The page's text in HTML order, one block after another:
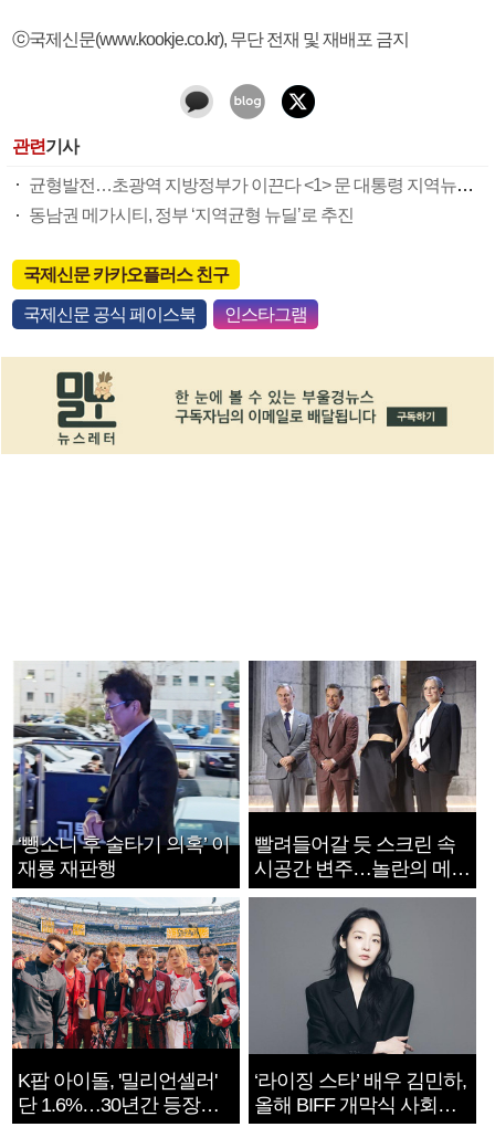
ⓒ국제신문(www.kookje.co.kr), 무단 전재 및 재배포 금지
관련기사
균형발전…초광역 지방정부가 이끈다 <1> 문 대통령 지역뉴딜 지시 의미·과제
동남권 메가시티, 정부 ‘지역균형 뉴딜’로 추진
국제신문 카카오플러스 친구
국제신문 공식 페이스북 인스타그램
‘뺑소니 후 술타기 의혹’ 이
재룡 재판행
빨려들어갈 듯 스크린 속
시공간 변주…놀란의 메시
지는 ‘전쟁 속죄’
K팝 아이돌, '밀리언셀러'
단 1.6%…30년간 등장
‘라이징 스타’ 배우 김민하,
올해 BIFF 개막식 사회자